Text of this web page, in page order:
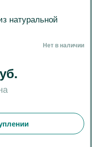
натуральной
Нет в наличии